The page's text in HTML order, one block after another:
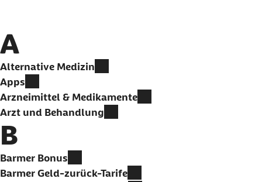
A
Alternative Medizin
Apps
Arzneimittel & Medikamente
Arzt und Behandlung
B
Barmer Bonus
Barmer Geld-zurück-Tarife